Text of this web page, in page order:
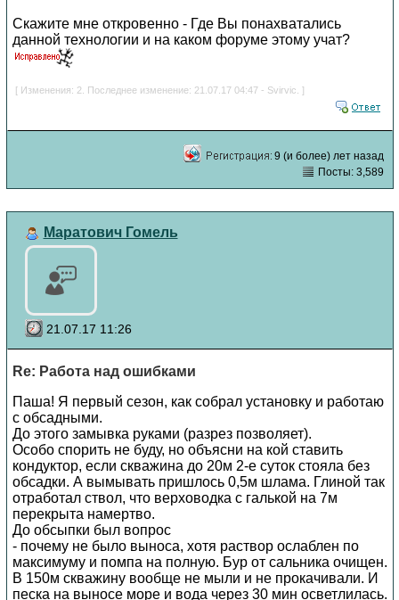
Скажите мне откровенно - Где Вы понахватались
данной технологии и на каком форуме этому учат?
[ Изменения: 2. Последнее изменение: 21.07.17 04:47 - Svirvic. ]
9 (и более) лет назад
Посты: 3,589
Маратович Гомель
21.07.17 11:26
Re: Работа над ошибками
Паша! Я первый сезон, как собрал установку и работаю
с обсадными.
До этого замывка руками (разрез позволяет).
Особо спорить не буду, но объясни на кой ставить
кондуктор, если скважина до 20м 2-е суток стояла без
обсадки. А вымывать пришлось 0,5м шлама. Глиной так
отработал ствол, что верховодка с галькой на 7м
перекрыта намертво.
До обсыпки был вопрос
- почему не было выноса, хотя раствор ослаблен по
максимуму и помпа на полную. Бур от сальника очищен.
В 150м скважину вообще не мыли и не прокачивали. И
песка на выносе море и вода через 30 мин осветлилась.